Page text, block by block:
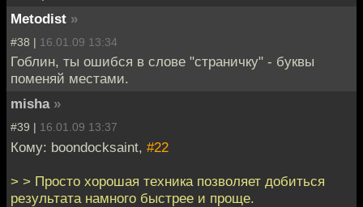
Metodist »
#38 | 16.01.09 13:34
Гоблин, ты ошибся в слове "страничку" - буквы
поменяй местами.
misha »
#39 | 16.01.09 13:37
Кому: boondocksaint, #22
> > Просто хорошая техника позволяет добиться
результата намного быстрее и проще.